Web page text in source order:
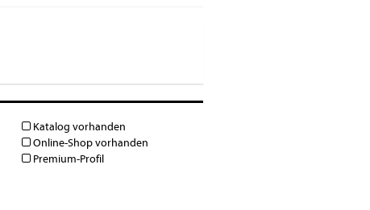
Katalog vorhanden
Online-Shop vorhanden
Premium-Profil